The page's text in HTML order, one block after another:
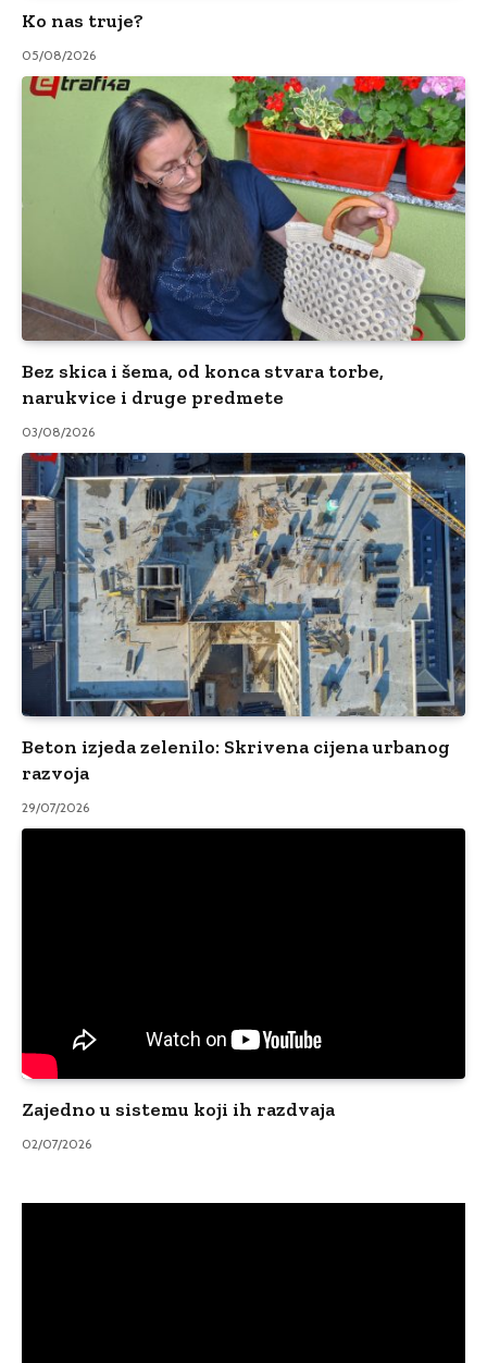
Ko nas truje?
05/08/2026
Bez skica i šema, od konca stvara torbe,
narukvice i druge predmete
03/08/2026
Beton izjeda zelenilo: Skrivena cijena urbanog
razvoja
29/07/2026
Zajedno u sistemu koji ih razdvaja
02/07/2026